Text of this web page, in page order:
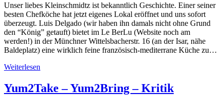
Unser liebes Kleinschmidtz ist bekanntlich Geschichte. Einer seiner
besten Chefköche hat jetzt eigenes Lokal eröffnet und uns sofort
überzeugt. Luis Delgado (wir haben ihn damals nicht ohne Grund
den “König” getauft) bietet im Le BerLu (Website noch am
werden!) in der Münchner Wittelsbacherstr. 16 (an der Isar, nähe
Baldeplatz) eine wirklich feine französisch-mediterrane Küche zu…
Weiterlesen
Yum2Take – Yum2Bring – Kritik